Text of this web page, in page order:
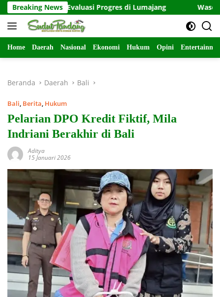
Langsung
ke
konten
Breaking News
129 Evaluasi Progres di Lumajang Wasev TMMD
Home Daerah Nasional Ekonomi Hukum Opini
Beranda Daerah Bali
Bali, Berita, Hukum
Pelarian DPO Kredit Fiktif, Mila
Indriani Berakhir di Bali
Aditya
15 Januari 2026